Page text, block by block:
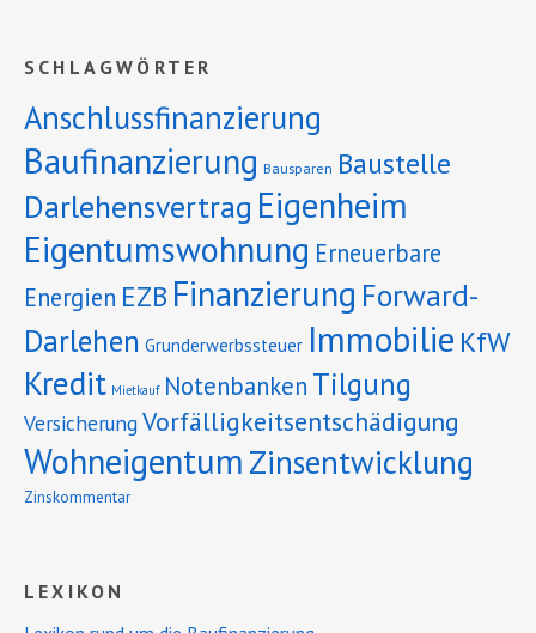
SCHLAGWÖRTER
Anschlussfinanzierung
Baufinanzierung Bausparen Baustelle
Darlehensvertrag Eigenheim
Eigentumswohnung Erneuerbare
Energien EZB Finanzierung Forward-
Darlehen Grunderwerbssteuer Immobilie KfW
Kredit Mietkauf Notenbanken Tilgung
VersicherungVorfälligkeitsentschädigung
Wohneigentum Zinsentwicklung
Zinskommentar
LEXIKON